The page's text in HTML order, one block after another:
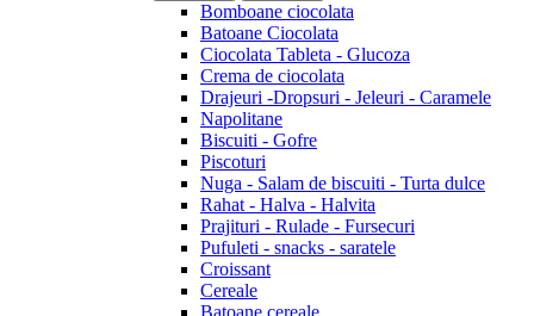
Bomboane ciocolata
Batoane Ciocolata
Ciocolata Tableta - Glucoza
Crema de ciocolata
Drajeuri -Dropsuri - Jeleuri - Caramele
Napolitane
Biscuiti - Gofre
Piscoturi
Nuga - Salam de biscuiti - Turta dulce
Rahat - Halva - Halvita
Prajituri - Rulade - Fursecuri
Pufuleti - snacks - saratele
Croissant
Cereale